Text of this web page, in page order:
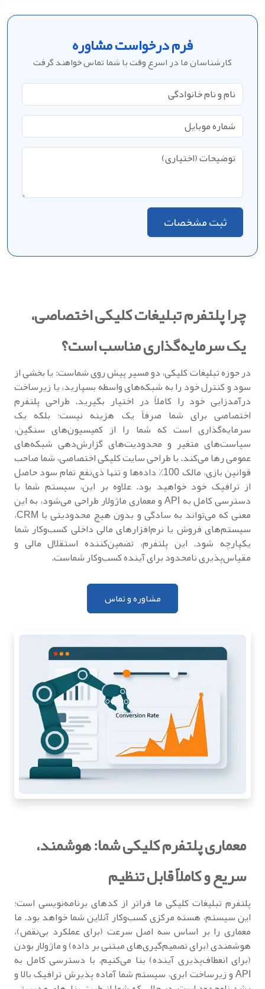
فرم درخواست مشاوره
کارشناسان ما در اسرع وقت با شما تماس خواهند گرفت
ثبت مشخصات
چرا پلتفرم تبلیغات کلیکی اختصاصی،
یک سرمایه‌گذاری مناسب است؟
در حوزه تبلیغات کلیکی، دو مسیر پیش روی شماست: یا بخشی از
سود و کنترل خود را به شبکه‌های واسطه بسپارید، یا زیرساخت
درآمدزایی خود را کاملاً در اختیار بگیرید. طراحی پلتفرم
اختصاصی برای شما صرفاً یک هزینه نیست؛ بلکه یک
سرمایه‌گذاری است که شما را از کمیسیون‌های سنگین،
سیاست‌های متغیر و محدودیت‌های گزارش‌دهی شبکه‌های
عمومی رها می‌کند. با طراحی سایت کلیکی اختصاصی، شما صاحب
قوانین بازی، مالک 100٪ داده‌ها و تنها ذی‌نفع تمام سود حاصل
از ترافیک خود خواهید بود. علاوه بر این، سیستم شما با
دسترسی کامل به API و معماری ماژولار طراحی می‌شود، به این
معنی که می‌تواند به سادگی و بدون هیچ محدودیتی با CRM،
سیستم‌های فروش یا نرم‌افزارهای مالی داخلی کسب‌وکار شما
یکپارچه شود. این پلتفرم، تضمین‌کننده استقلال مالی و
مقیاس‌پذیری نامحدود برای آینده کسب‌وکار شماست.
مشاوره و تماس
معماری پلتفرم کلیکی شما: هوشمند،
سریع و کاملاً قابل تنظیم
پلتفرم تبلیغات کلیکی ما فراتر از کدهای برنامه‌نویسی است؛
این سیستم، هسته مرکزی کسب‌وکار آنلاین شما خواهد بود. ما
معماری را بر اساس سه اصل سرعت (برای عملکرد بی‌نقص)،
هوشمندی (برای تصمیم‌گیری‌های مبتنی بر داده) و ماژولار بودن
(برای انعطاف‌پذیری آینده) بنا می‌کنیم. با دسترسی کامل به
API و زیرساخت ابری، سیستم شما آماده پذیرش ترافیک بالا و